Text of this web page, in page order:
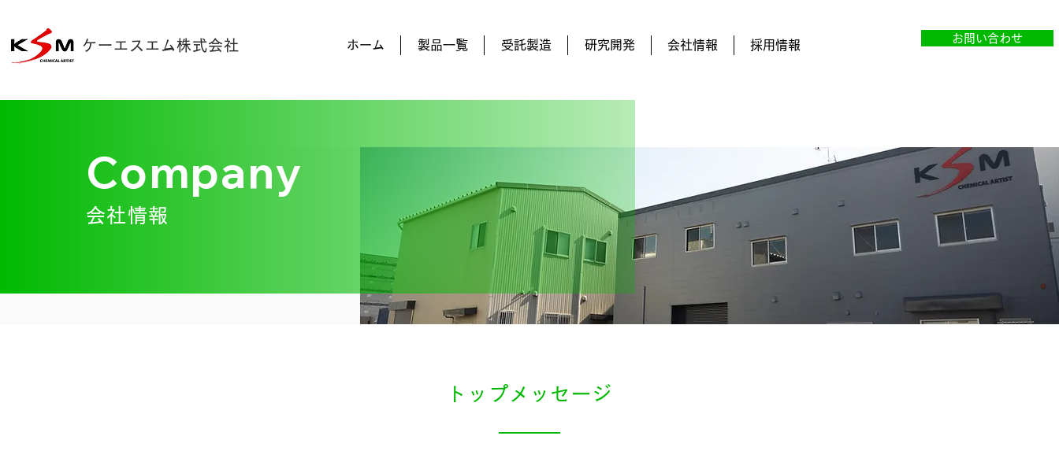
ケーエスエム株式会社 ホーム 製品一覧 受託製造 研究開発 会社情報 採用情報
お問い合わせ
Company
会社情報
トップメッセージ